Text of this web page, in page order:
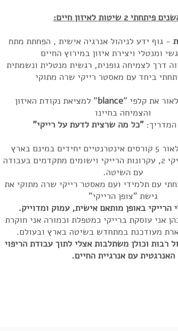
2 שיטות לאיזון חיים:
- גוף ידע לניהול אנרגיה אישית , הפחתת מתח
ומנטלי ויצירת איזון במירוץ החיים
דרך לצמיחה גופנית, רגשית מנטלית ונשמתית
ביחד עם מאסטר רייקי שרה מתוקי
את קלפי "blance" למציאת נקודת האיזון
והצמיחה בחיינו
המדריך:"כל מה שרצית לדעת על רייקי"
מ 2014 הוצאתי לאור 5 קורסים אינטרנטיים יחידים במינם בארץ
ללימוד רייקי 1 ורייקי 2, עקרונות הרייקי וישומים מתקדמים בעבודה
עם השיטה.
עם תלמידי ועם מאסטר רייקי שרה מתוקי את
גישת "צופן הרייקי"
באופן מותאם אישית, עמוק ומדוייק.
אני עוסקת ברייקי כמטפלת וכמורה אני חוקרת
מעודכנת במתחדש בשיטה בארץ ובעולם.
רבות וכולן משתלבות אצלי לתוך עבודת הריפוי
האנרגטית עם אנרגיית החיים.